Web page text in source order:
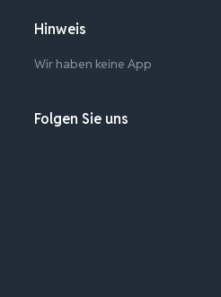
Hinweis
Wir haben keine App
Folgen Sie uns